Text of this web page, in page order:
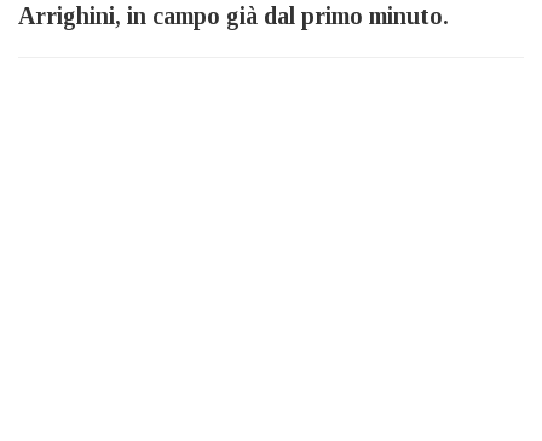
Arrighini, in campo già dal primo minuto.